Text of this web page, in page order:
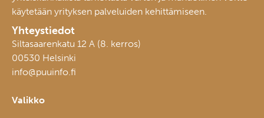
käytetään yrityksen palveluiden kehittämiseen.
Yhteystiedot
Siltasaarenkatu 12 A (8. kerros)
00530 Helsinki
info@puuinfo.fi
Valikko